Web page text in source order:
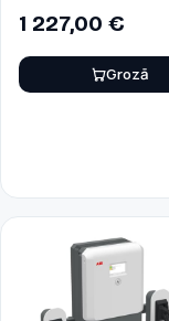
1 227,00 €
Grozā